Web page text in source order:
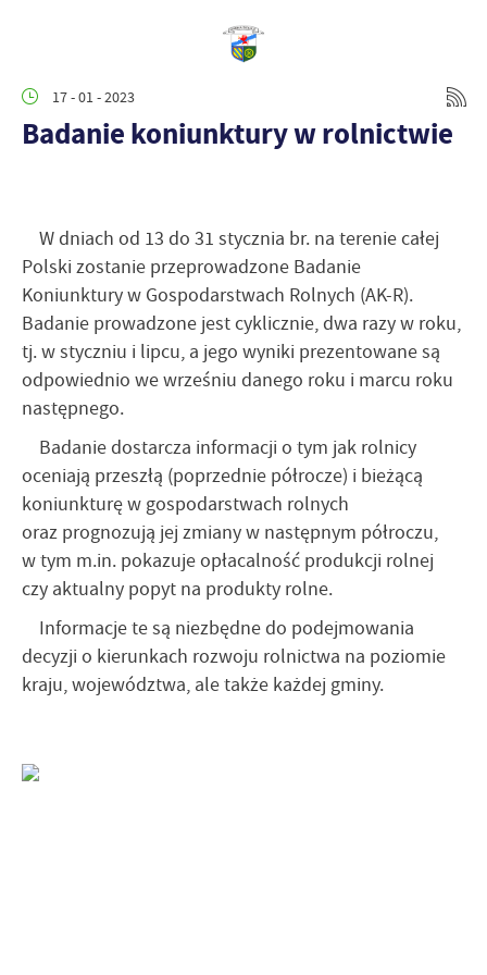
17 - 01 - 2023
Badanie koniunktury w rolnictwie
W dniach od 13 do 31 stycznia br. na terenie całej
Polski zostanie przeprowadzone Badanie
Koniunktury w Gospodarstwach Rolnych (AK-R).
Badanie prowadzone jest cyklicznie, dwa razy w roku,
tj. w styczniu i lipcu, a jego wyniki prezentowane są
odpowiednio we wrześniu danego roku i marcu roku
następnego.
Badanie dostarcza informacji o tym jak rolnicy
oceniają przeszłą (poprzednie półrocze) i bieżącą
koniunkturę w gospodarstwach rolnych
oraz prognozują jej zmiany w następnym półroczu,
w tym m.in. pokazuje opłacalność produkcji rolnej
czy aktualny popyt na produkty rolne.
Informacje te są niezbędne do podejmowania
decyzji o kierunkach rozwoju rolnictwa na poziomie
kraju, województwa, ale także każdej gminy.